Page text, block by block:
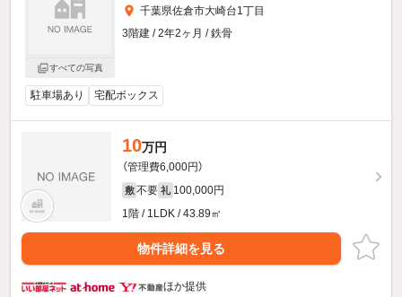
すべての写真
千葉県佐倉市大崎台1丁目
3階建 / 2年2ヶ月 / 鉄骨
駐車場あり 宅配ボックス
10万円
（管理費6,000円）
敷 不要 礼 100,000円
1階 / 1LDK / 43.89㎡
物件詳細を見る
ほか提供